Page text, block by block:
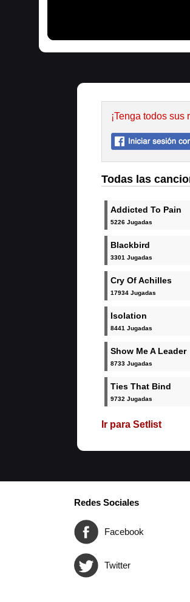
¡Tenga todos
Todas las
Addicted To Pain
5226 Jugadas
Blackbird
3301 Jugadas
Cry Of Achilles
17934 Jugadas
Isolation
8441 Jugadas
Show Me A Leader
8733 Jugadas
Ties That Bind
9732 Jugadas
Ir para Setlist
Redes Sociales
Facebook
Twitter